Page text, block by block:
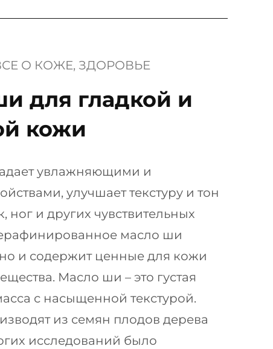
О КОЖЕ, ЗДОРОВЬЕ
для гладкой и
кожи
увлажняющими и
улучшает текстуру и тон
ног и других чувствительных
масло ши
и содержит ценные для кожи
Масло ши – это густая
с насыщенной текстурой.
из семян плодов дерева
исследований было